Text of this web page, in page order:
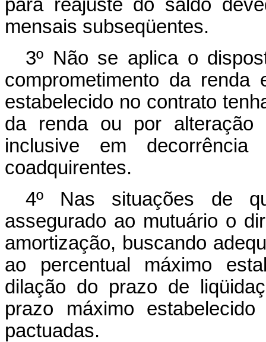
para reajuste do saldo
mensais subseqüentes.
3º Não se aplica o
comprometimento da renda
estabelecido no contrato
da renda ou por alteração
inclusive em
coadquirentes.
4º Nas situações de
assegurado ao mutuário o
amortização, buscando
ao percentual máximo
dilação do prazo de
prazo máximo
pactuadas.